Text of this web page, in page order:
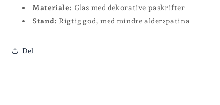
Materiale: Glas med dekorative påskrifter
Stand: Rigtig god, med mindre alderspatina
Del